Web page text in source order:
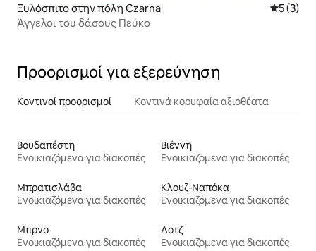
Ξυλόσπιτο στην πόλη Czarna Μέση
5 (3)
Άγγελοι του δάσους Πεύκο
Προορισμοί για εξερεύνηση
Κοντινοί προορισμοί Κοντινά κορυφαία αξιοθέατα
Βουδαπέστη
Ενοικιαζόμενα για διακοπές
Βιέννη
Ενοικιαζόμενα για διακοπές
Μπρατισλάβα
Ενοικιαζόμενα για διακοπές
Κλουζ-Ναπόκα
Ενοικιαζόμενα για διακοπές
Μπρνο
Ενοικιαζόμενα για διακοπές
Λοτζ
Ενοικιαζόμενα για διακοπές